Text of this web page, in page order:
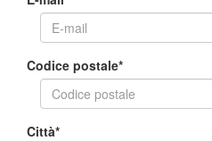
Codice postale*
Città*